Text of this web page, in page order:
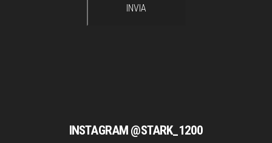
INSTAGRAM @STARK_1200